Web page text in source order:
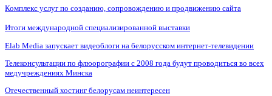
Комплекс услуг по созданию, сопровождению и продвижению сайта
Итоги международной специализированной выставки
Elab Media запускает видеоблоги на белорусском интернет-телевидении
Телеконсультации по флюорографии с 2008 года будут проводиться во всех
медучреждениях Минска
Отечественный хостинг белорусам неинтересен